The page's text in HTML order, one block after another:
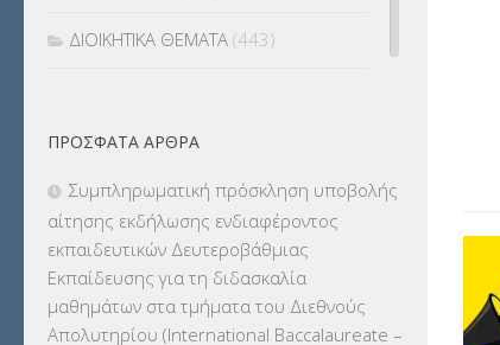
ΔΙΟΙΚΗΤΙΚΑ ΘΕΜΑΤΑ (443)
ΕΚΔΡΟΜΕΣ(7.354)
ΕΚΠΑΙΔΕΥΤΙΚΑ ΘΕΜΑΤΑ (2.824)
ΕΠΑΛ(366)
ΕΠΙΜΟΡΦΩΣΗ Τ.Π.Ε.(10)
ΠΡΌΣΦΑΤΑ ΆΡΘΡΑ
Συμπληρωματική πρόσκληση υποβολής
αίτησης εκδήλωσης ενδιαφέροντος
εκπαιδευτικών Δευτεροβάθμιας
Εκπαίδευσης για τη διδασκαλία
μαθημάτων στα τμήματα του Διεθνούς
Απολυτηρίου (International Baccalaureate –